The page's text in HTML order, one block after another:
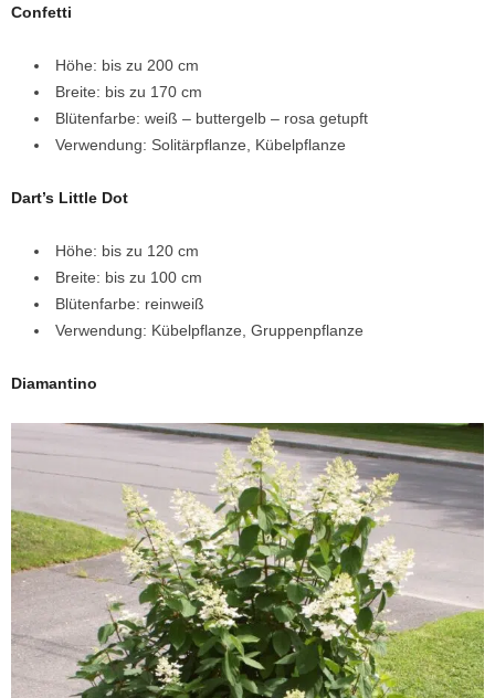
Confetti
Höhe: bis zu 200 cm
Breite: bis zu 170 cm
Blütenfarbe: weiß – buttergelb – rosa getupft
Verwendung: Solitärpflanze, Kübelpflanze
Dart’s Little Dot
Höhe: bis zu 120 cm
Breite: bis zu 100 cm
Blütenfarbe: reinweiß
Verwendung: Kübelpflanze, Gruppenpflanze
Diamantino